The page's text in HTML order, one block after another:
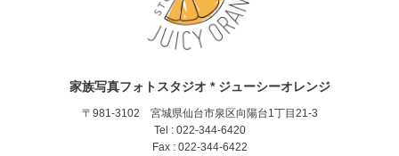
家族写真フォトスタジオ * ジューシーオレンジ
〒981-3102 宮城県仙台市泉区向陽台1丁目21-3
Tel : 022-344-6420
Fax : 022-344-6422